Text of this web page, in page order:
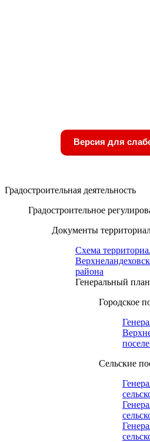
Версия для
Градостроительная деятельность
Градостроительное
Документы
Схема
района
Генеральный план
Городское
Сельские